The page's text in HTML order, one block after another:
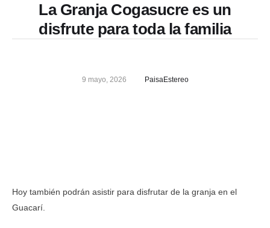
La Granja Cogasucre es un
disfrute para toda la familia
9 mayo, 2026 PaisaEstereo
Hoy también podrán asistir para disfrutar de la granja en el
Guacarí.